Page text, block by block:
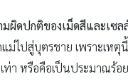
มผิดปกติของเม็ดสีและเซ
แม่ไปสู่บุตรชาย เพราะเห
ท่า หรือคือเป็นประมาณร้